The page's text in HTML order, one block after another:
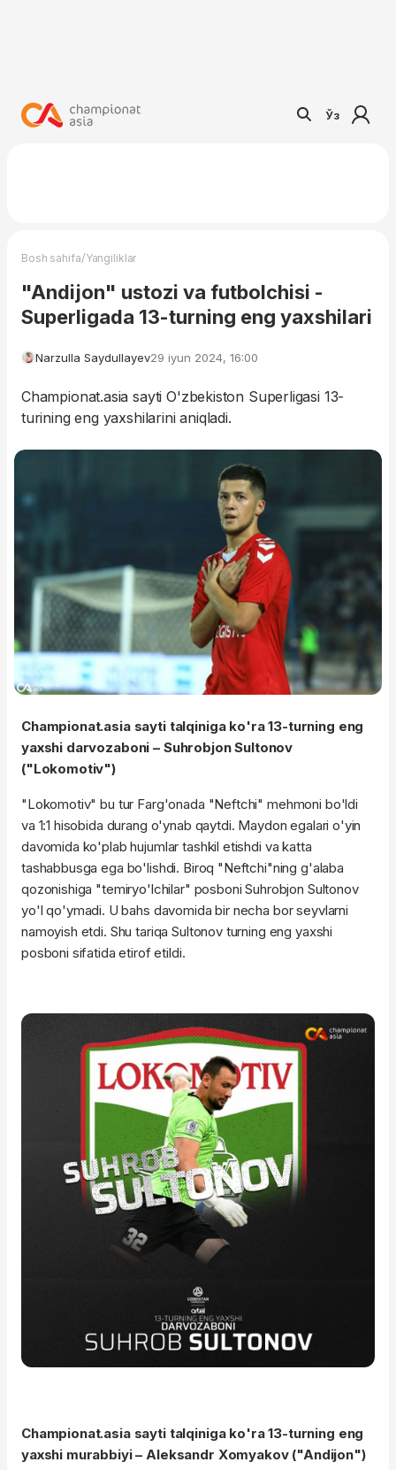
Ўз
Bosh sahifa/Yangiliklar
"Andijon" ustozi va futbolchisi -
Superligada 13-turning eng yaxshilari
Narzulla Saydullayev29 iyun 2024, 16:00
Championat.asia sayti O'zbekiston Superligasi 13-
turining eng yaxshilarini aniqladi.
Championat.asia sayti talqiniga ko'ra 13-turning eng
yaxshi darvozaboni – Suhrobjon Sultonov
("Lokomotiv")
"Lokomotiv" bu tur Farg'onada "Neftchi" mehmoni bo'ldi
va 1:1 hisobida durang o'ynab qaytdi. Maydon egalari o'yin
davomida ko'plab hujumlar tashkil etishdi va katta
tashabbusga ega bo'lishdi. Biroq "Neftchi"ning g'alaba
qozonishiga "temiryo'lchilar" posboni Suhrobjon Sultonov
yo'l qo'ymadi. U bahs davomida bir necha bor seyvlarni
namoyish etdi. Shu tariqa Sultonov turning eng yaxshi
posboni sifatida etirof etildi.
Championat.asia sayti talqiniga ko'ra 13-turning eng
yaxshi murabbiyi – Aleksandr Xomyakov ("Andijon")